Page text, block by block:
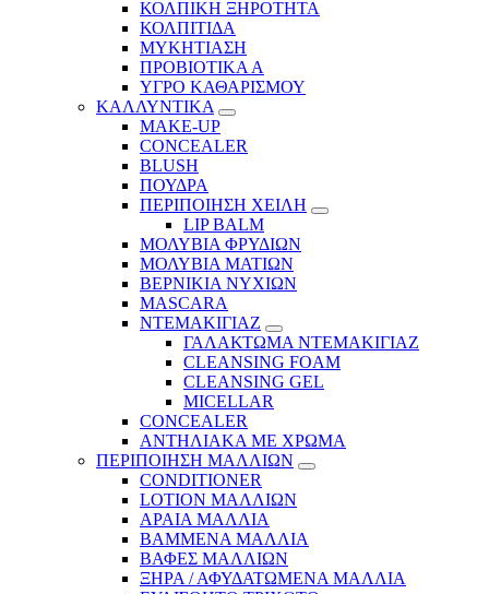
ΚΟΛΠΙΚΗ ΞΗΡΟΤΗΤΑ
ΚΟΛΠΙΤΙΔΑ
ΜΥΚΗΤΙΑΣΗ
ΠΡΟΒΙΟΤΙΚΑ Α
ΥΓΡΟ ΚΑΘΑΡΙΣΜΟΥ
ΚΑΛΛΥΝΤΙΚΑ
MAKE-UP
CONCEALER
BLUSH
ΠΟΥΔΡΑ
ΠΕΡΙΠΟΙΗΣΗ ΧΕΙΛΗ
LIP BALM
ΜΟΛΥΒΙΑ ΦΡΥΔΙΩΝ
ΜΟΛΥΒΙΑ ΜΑΤΙΩΝ
ΒΕΡΝΙΚΙΑ ΝΥΧΙΩΝ
MASCARA
ΝΤΕΜΑΚΙΓΙΑΖ
ΓΑΛΑΚΤΩΜΑ ΝΤΕΜΑΚΙΓΙΑΖ
CLEANSING FOAM
CLEANSING GEL
MICELLAR
CONCEALER
ΑΝΤΗΛΙΑΚΑ ΜΕ ΧΡΩΜΑ
ΠΕΡΙΠΟΙΗΣΗ ΜΑΛΛΙΩΝ
CONDITIONER
LOTION ΜΑΛΛΙΩΝ
ΑΡΑΙΑ ΜΑΛΛΙΑ
ΒΑΜΜΕΝΑ ΜΑΛΛΙΑ
ΒΑΦΕΣ ΜΑΛΛΙΩΝ
ΞΗΡΑ / ΑΦΥΔΑΤΩΜΕΝΑ ΜΑΛΛΙΑ